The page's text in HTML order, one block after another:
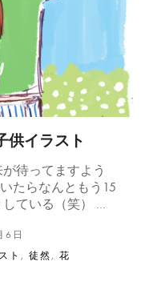
供イラスト
待ってますよう
たらなんともう15
ている（笑） …
6日
ト 徒然 花